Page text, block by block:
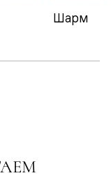
Шарм